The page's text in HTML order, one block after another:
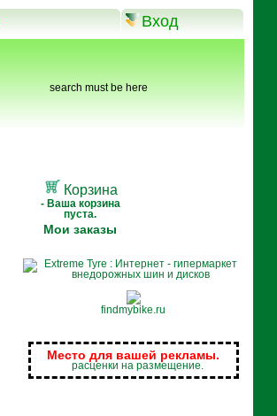
Вход
search must be here
Корзина
- Ваша корзина
пуста.
Мои заказы
findmybike.ru
Место для вашей рекламы.
расценки на размещение.